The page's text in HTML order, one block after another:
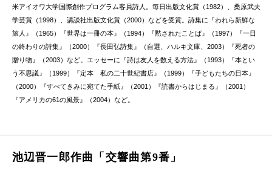
米アイオワ大学国際創作プログラム客員詩人。毎日出版文化賞（1982）、桑原武夫
学芸賞（1998）、講談社出版文化賞（2000）などを受賞。詩集に『われら新鮮な
旅人』（1965）『世界は一冊の本』（1994）『黙されたことば』（1997）『一日
の終わりの詩集』（2000）『長田弘詩集』（自選、ハルキ文庫、2003）『死者の
贈り物』（2003）など。エッセーに『詩は友人を数える方法』（1993）『本とい
う不思議』（1999）『定本 私の二十世紀書店』（1999）『子どもたちの日本』
（2000）『すべてきみに宛てた手紙』（2001）『読書からはじまる』（2001）
『アメリカの61の風景』（2004）など。
池辺晋一郎作曲「交響曲第9番」